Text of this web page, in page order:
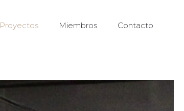
Proyectos Miembros Contacto